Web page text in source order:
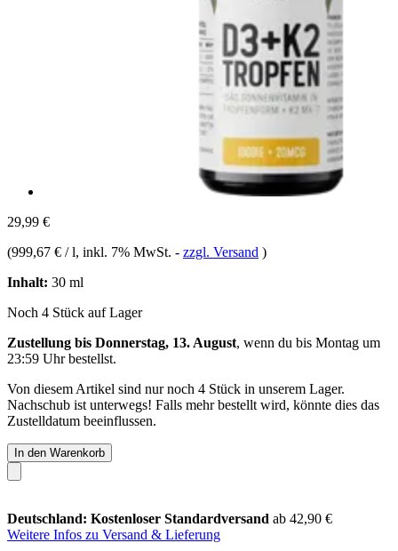
29,99 €
(999,67 € / l, inkl. 7% MwSt. - zzgl. Versand )
Inhalt: 30 ml
Noch 4 Stück auf Lager
Zustellung bis Donnerstag, 13. August, wenn du bis Montag um
23:59 Uhrbestellst.
Von diesem Artikel sind nur noch 4 Stück in unserem Lager.
Nachschub ist unterwegs! Falls mehr bestellt wird, könnte dies das
Zustelldatum beeinflussen.
In den Warenkorb
Deutschland: Kostenloser Standardversand ab 42,90 €
Weitere Infos zu Versand & Lieferung